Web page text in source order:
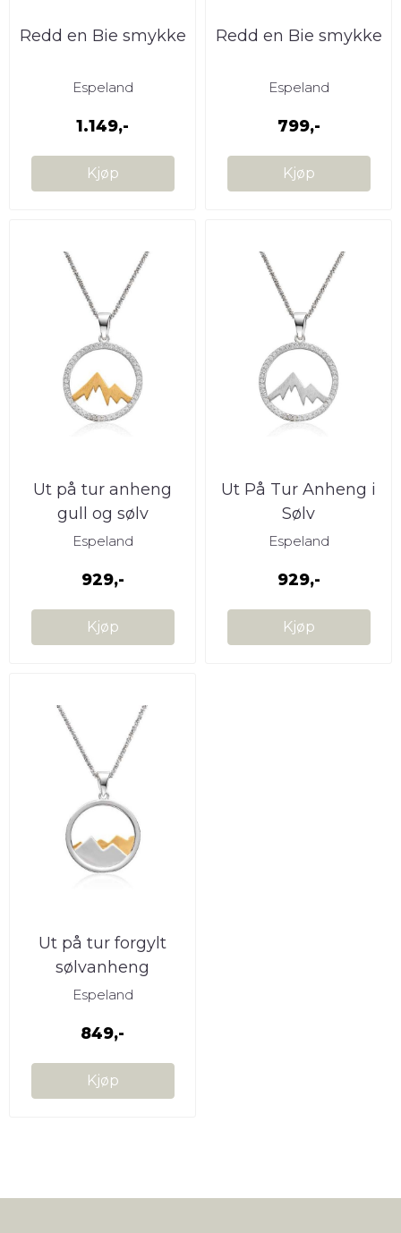
Redd en Bie smykke
Espeland
1.149,-
Kjøp
Redd en Bie smykke
Espeland
799,-
Kjøp
Ut på tur anheng
gull og sølv
Espeland
929,-
Kjøp
Ut På Tur Anheng i
Sølv
Espeland
929,-
Kjøp
Ut på tur forgylt
sølvanheng
Espeland
849,-
Kjøp